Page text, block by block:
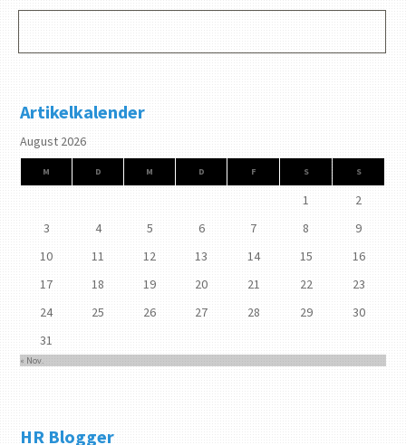
Artikelkalender
August 2026
M D M D F S S
1
2
3
4 5 6 7 8
9
10
11 12 13 14 15
16
17
18 19 20 21 22
23
24
25 26 27 28 29
30
31
« Nov.
HR Blogger